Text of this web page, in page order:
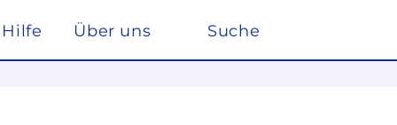
Hilfe Über uns Suche